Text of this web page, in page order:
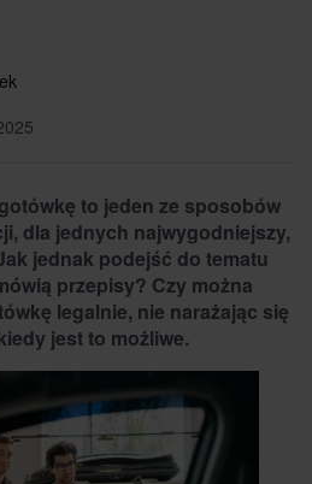
to jeden ze sposobów
dla jednych najwygodniejszy,
jednak podejść do tematu
przepisy? Czy można
legalnie, nie narażając się
jest to możliwe.